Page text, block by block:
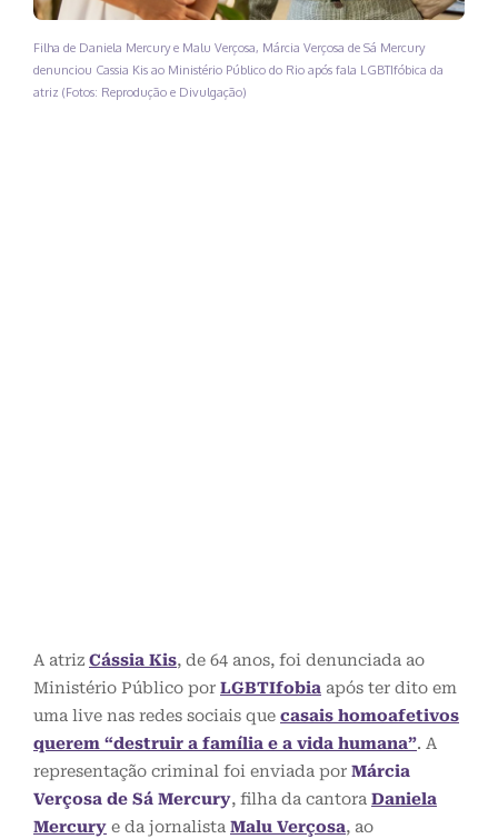
Filha de Daniela Mercury e Malu Verçosa, Márcia Verçosa de Sá Mercury
denunciou Cassia Kis ao Ministério Público do Rio após fala LGBTIfóbica da
atriz (Fotos: Reprodução e Divulgação)
A atriz Cássia Kis, de 64 anos, foi denunciada ao
Ministério Público por LGBTIfobia após ter dito em
uma live nas redes sociais que casais homoafetivos
querem “destruir a família e a vida humana”. A
representação criminal foi enviada por Márcia
Verçosa de Sá Mercury, filha da cantora Daniela
Mercury e da jornalista Malu Verçosa, ao